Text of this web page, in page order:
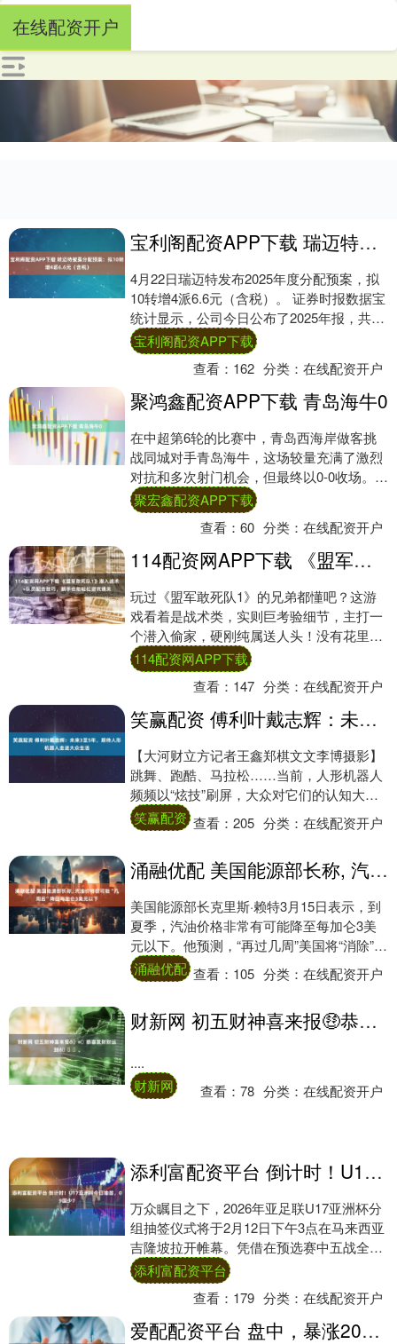
在线配资开户
宝利阁配资APP下载 瑞迈特披露分配预案：拟10转增4派6.6元（含税）
4月22日瑞迈特发布2025年度分配预案，拟
10转增4派6.6元（含税）。 证券时报数据宝
统计显示，公司今日公布了2025年报，共实
现营业收入11.59亿元，同....
宝利阁配资APP下载
查看： 162 分类：在线配资开户
聚鸿鑫配资APP下载 青岛海牛0
在中超第6轮的比赛中，青岛西海岸做客挑
战同城对手青岛海牛，这场较量充满了激烈
对抗和多次射门机会，但最终以0-0收场。青
岛西海岸在之前5场比赛中仅取得1胜1平3
负....
聚宏鑫配资APP下载
查看：60 分类：在线配资开户
114配资网APP下载 《盟军敢死队1》潜入战术+队员配合技巧，新手也能轻松避坑通关
玩过《盟军敢死队1》的兄弟都懂吧？这游
戏看着是战术类，实则巨考验细节，主打一
个潜入偷家，硬刚纯属送人头！没有花里胡
哨的操作，全靠耐心和队员配合，稍微大意
一点，全....
114配资网APP下载
查看： 147 分类：在线配资开户
笑赢配资 傅利叶戴志辉：未来3至5年，期待人形机器人走进大众生活
【大河财立方记者王鑫郑棋文文李博摄影】
跳舞、跑酷、马拉松……当前，人形机器人
频频以“炫技”刷屏，大众对它们的认知大多
停留在表演层面。事实上，机器人早已走出
实验室....
笑赢配资 查看：205 分类：在线配资开户
涌融优配 美国能源部长称, 汽油价格很可能“几周后”降回每加仑3美元以下
美国能源部长克里斯·赖特3月15日表示，到
夏季，汽油价格非常有可能降至每加仑3美
元以下。他预测，“再过几周”美国将“消除”伊
朗对全球能源供应持续威胁的风险。 关....
涌融优配 查看： 105 分类：在线配资开户
财新网 初五财神喜来报🤑恭喜发财财运到🀄。
....
财新网
查看：78 分类：在线配资开户
添利富配资平台 倒计时！U17亚洲杯今日抽签，09国少7
万众瞩目之下，2026年亚足联U17亚洲杯分
组抽签仪式将于2月12日下午3点在马来西亚
吉隆坡拉开帷幕。凭借在预选赛中五战全胜
且零失球的骄人战绩，中国U17国家少....
添利富配资平台
查看： 179 分类：在线配资开户
爱配配资平台 盘中，暴涨2000点！日本、韩国股市，发生了啥？